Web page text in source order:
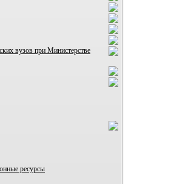
вузов при Министерстве
ресурсы